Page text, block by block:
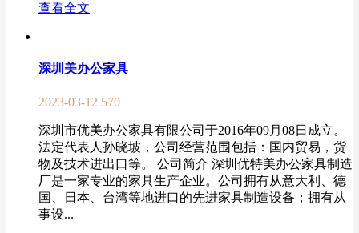
查看全文
深圳美办公家具
2023-03-12 570
深圳市优美办公家具有限公司于2016年09月08日成立。
法定代表人孙晓坡，公司经营范围包括：国内贸易，货
物及技术进出口等。 公司简介 深圳优特美办公家具制造
厂是一家专业的家具生产企业。公司拥有从意大利、德
国、日本、台湾等地进口的先进家具制造设备；拥有从
事设...